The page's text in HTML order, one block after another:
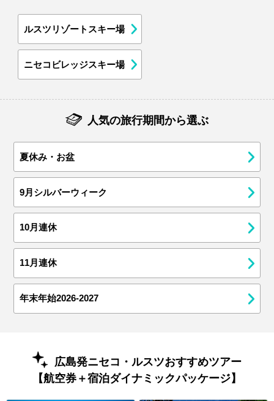
ルスツリゾートスキー場
ニセコビレッジスキー場
人気の旅行期間から選ぶ
夏休み・お盆
9月シルバーウィーク
10月連休
11月連休
年末年始2026-2027
広島発ニセコ・ルスツおすすめツアー
【航空券＋宿泊ダイナミックパッケージ】